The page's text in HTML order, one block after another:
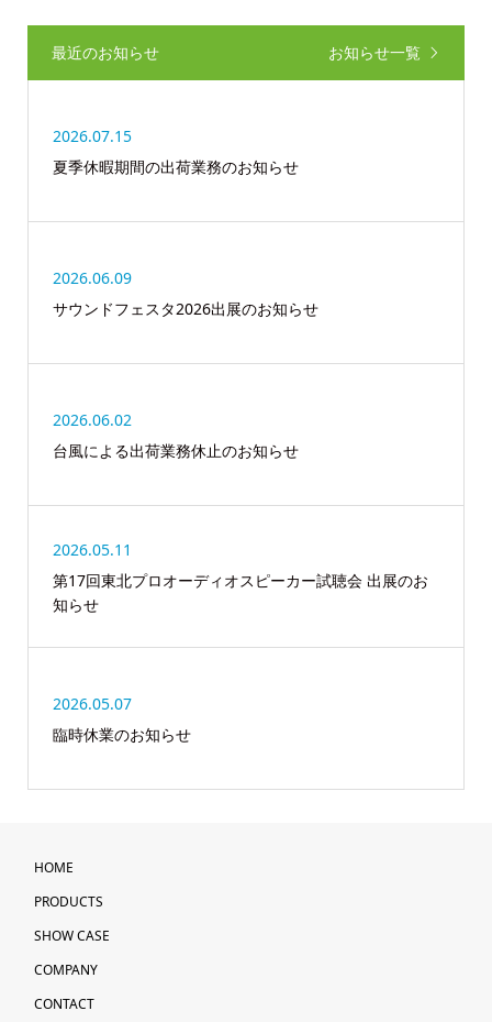
最近のお知らせ お知らせ一覧
2026.07.15
夏季休暇期間の出荷業務のお知らせ
2026.06.09
サウンドフェスタ2026出展のお知らせ
2026.06.02
台風による出荷業務休止のお知らせ
2026.05.11
第17回東北プロオーディオスピーカー試聴会 出展のお
知らせ
2026.05.07
臨時休業のお知らせ
HOME
PRODUCTS
SHOW CASE
COMPANY
CONTACT